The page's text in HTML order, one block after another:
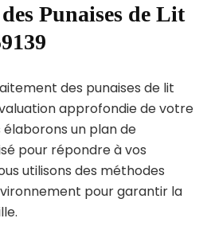
Punaises de Lit
des punaises de lit
approfondie de votre
élaborons un plan de
pour répondre à vos
utilisons des méthodes
pour garantir la